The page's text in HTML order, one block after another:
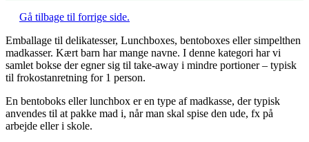
Gå tilbage til forrige side.
Emballage til delikatesser, Lunchboxes, bentoboxes eller simpelthen
madkasser. Kært barn har mange navne. I denne kategori har vi
samlet bokse der egner sig til take-away i mindre portioner – typisk
til frokostanretning for 1 person.
En bentoboks eller lunchbox er en type af madkasse, der typisk
anvendes til at pakke mad i, når man skal spise den ude, fx på
arbejde eller i skole.